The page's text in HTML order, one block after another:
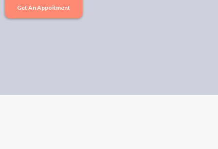
Get An Appoitment